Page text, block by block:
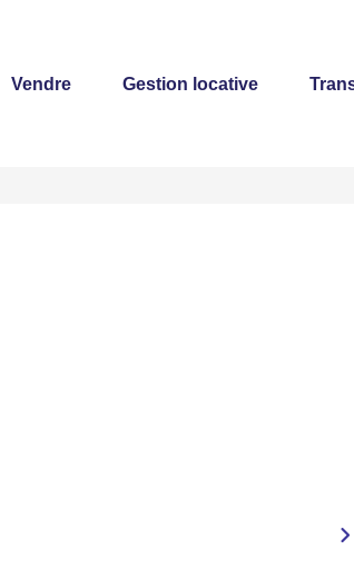
Vendre Gestion locative